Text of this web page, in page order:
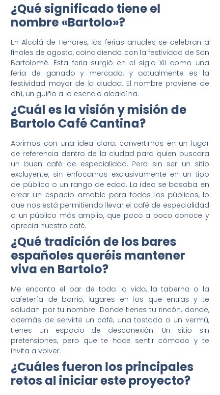
¿Qué significado tiene el
nombre «Bartolo»?
En Alcalá de Henares, las ferias anuales se celebran a
finales de agosto, coincidiendo con la festividad de San
Bartolomé. Esta feria surgió en el siglo XII como una
feria de ganado y mercado, y actualmente es la
festividad mayor de la ciudad. El nombre proviene de
ahí, un guiño a la esencia alcalaína.
¿Cuál es la visión y misión de
Bartolo Café Cantina?
Abrimos con una idea clara: convertirnos en un lugar
de referencia dentro de la ciudad para quien buscara
un buen café de especialidad. Pero sin ser un sitio
excluyente, sin enfocarnos exclusivamente en un tipo
de público o un rango de edad. La idea se basaba en
crear un espacio amable para todos los públicos, lo
que nos está permitiendo llevar el café de especialidad
a un público más amplio, que poco a poco conoce y
aprecia nuestro café.
¿Qué tradición de los bares
españoles queréis mantener
viva en Bartolo?
Me encanta el bar de toda la vida, la taberna o la
cafetería de barrio, lugares en los que entras y te
saludan por tu nombre. Donde tienes tu rincón, donde,
además de servirte un café, una tostada o un vermú,
tienes un espacio de desconexión. Un sitio sin
pretensiones, pero que te hace sentir cómodo y te
invita a volver.
¿Cuáles fueron los principales
retos al iniciar este proyecto?